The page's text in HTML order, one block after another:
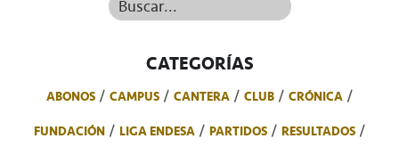
CATEGORÍAS
ABONOS CAMPUS CANTERA CLUB
CRÓNICA
FUNDACIÓN
LIGA ENDESA PARTIDOS
RESULTADOS